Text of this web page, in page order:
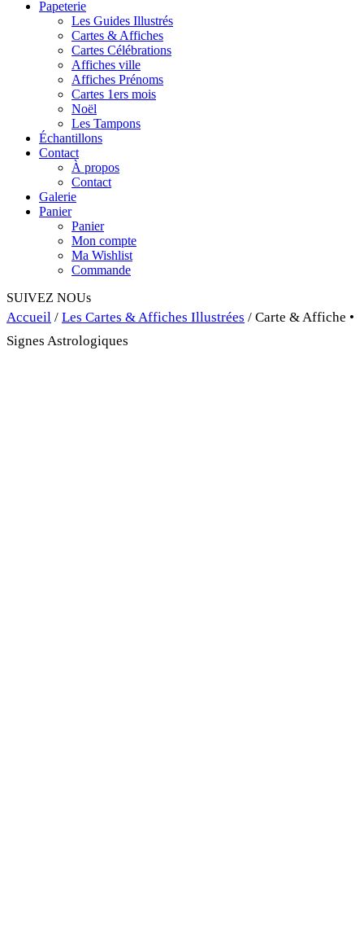
Papeterie
Les Guides Illustrés
Cartes & Affiches
Cartes Célébrations
Affiches ville
Affiches Prénoms
Cartes 1ers mois
Noël
Les Tampons
Échantillons
Contact
À propos
Contact
Galerie
Panier
Panier
Mon compte
Ma Wishlist
Commande
SUIVEZ NOUs
Accueil / Les Cartes & Affiches Illustrées / Carte & Affiche •
Signes Astrologiques